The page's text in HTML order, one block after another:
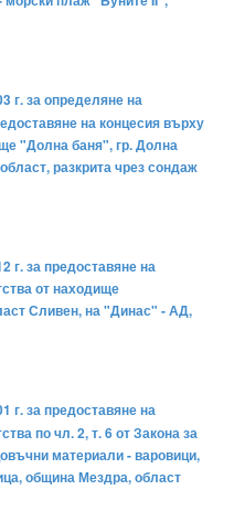
г. за определяне на
на концесия върху
"Долна баня", гр. Долна
разкрита чрез сондаж
г. за предоставяне на
от находище
Сливен, на "Динас" - АД,
г. за предоставяне на
по чл. 2, т. 6 от Закона за
материали - варовици,
община Мездра, област